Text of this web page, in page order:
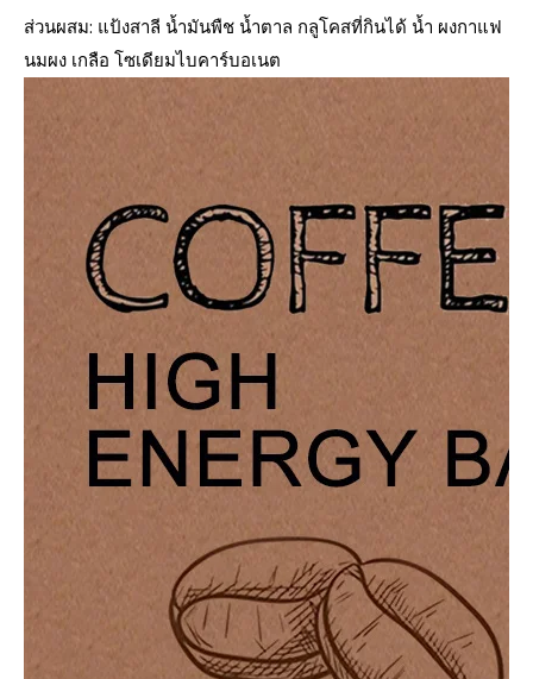
ส่วนผสม: แป้งสาลี น้ำมันพืช น้ำตาล กลูโคสที่กินได้ น้ำ ผงกาแฟ
นมผง เกลือ โซเดียมไบคาร์บอเนต